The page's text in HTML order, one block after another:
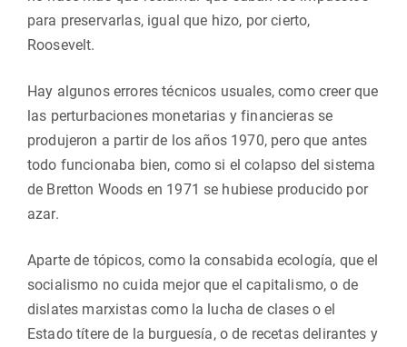
para preservarlas, igual que hizo, por cierto,
Roosevelt.
Hay algunos errores técnicos usuales, como creer que
las perturbaciones monetarias y financieras se
produjeron a partir de los años 1970, pero que antes
todo funcionaba bien, como si el colapso del sistema
de Bretton Woods en 1971 se hubiese producido por
azar.
Aparte de tópicos, como la consabida ecología, que el
socialismo no cuida mejor que el capitalismo, o de
dislates marxistas como la lucha de clases o el
Estado títere de la burguesía, o de recetas delirantes y